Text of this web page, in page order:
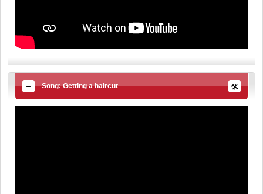
Song: Getting a haircut